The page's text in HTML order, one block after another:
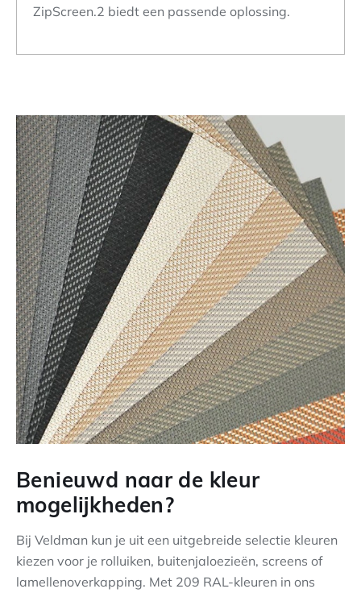
ZipScreen.2 biedt een passende oplossing.
Benieuwd naar de kleur
mogelijkheden?
Bij Veldman kun je uit een uitgebreide selectie kleuren
kiezen voor je rolluiken, buitenjaloezieën, screens of
lamellenoverkapping. Met 209 RAL-kleuren in ons